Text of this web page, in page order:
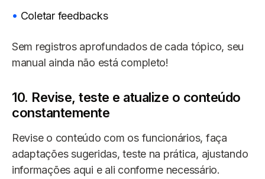
Coletar feedbacks
Sem registros aprofundados de cada tópico, seu
manual ainda não está completo!
10. Revise, teste e atualize o conteúdo
constantemente
Revise o conteúdo com os funcionários, faça
adaptações sugeridas, teste na prática, ajustando
informações aqui e ali conforme necessário.